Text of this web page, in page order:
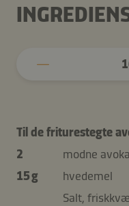
Til de friturestegte
2
modne
15 g
hvedemel
Salt,